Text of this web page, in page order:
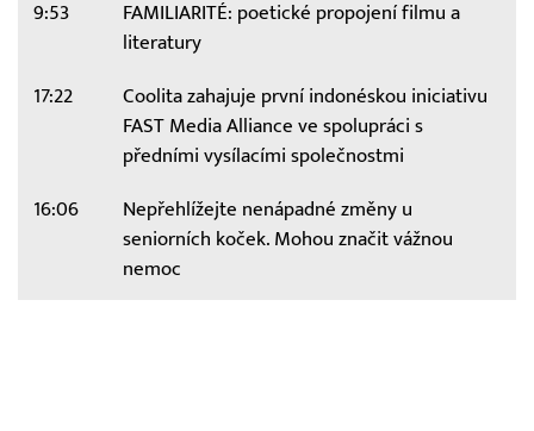
9:53
FAMILIARITÉ: poetické propojení filmu a
literatury
17:22
Coolita zahajuje první indonéskou iniciativu
FAST Media Alliance ve spolupráci s
předními vysílacími společnostmi
16:06
Nepřehlížejte nenápadné změny u
seniorních koček. Mohou značit vážnou
nemoc